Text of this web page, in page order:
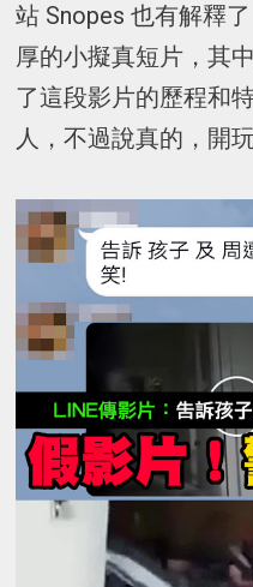
站 Snopes 也有解釋
厚的小擬真短片，其
了這段影片的歷程和
人，不過說真的，開